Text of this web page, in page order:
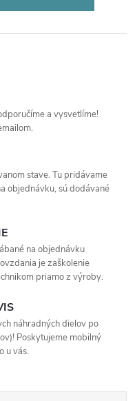
a vysvetlíme!
stave. Tu pridávame
objednávku, sú dodávané
na objednávku
je zaškolenie
priamo z výroby.
náhradných dielov po
Poskytujeme mobilný
u vás.